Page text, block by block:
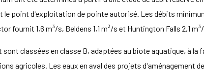
le point d'exploitation de pointe autorisé. Les débits
fournit 1,6 m³/s, Beldens 1,1 m³/s et Huntington Falls 2,1
classées en classe B, adaptées au biote aquatique, à
agricoles. Les eaux en aval des projets d'aménagement